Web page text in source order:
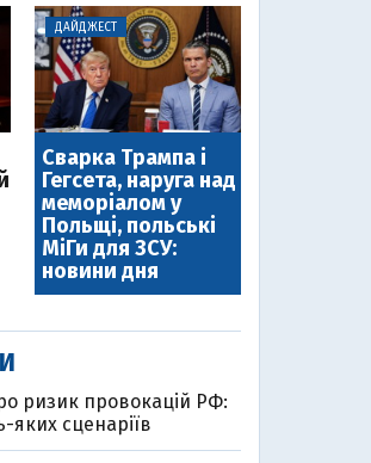
ДАЙДЖЕСТ
Сварка Трампа і
Гегсета, наруга над
меморіалом у
Польщі, польські
МіГи для ЗСУ:
новини дня
ризик провокацій РФ:
яких сценаріїв